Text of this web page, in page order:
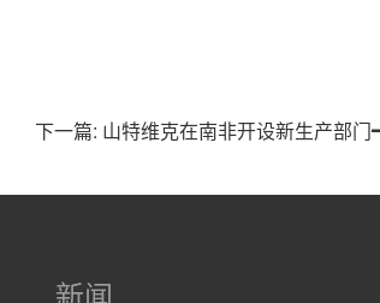
下一篇: 山特维克在南非开设新生产部门
新闻